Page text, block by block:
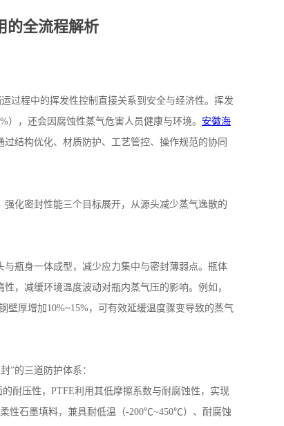
的全流程解析
过程中的挥发性控制直接关系到安全与经济性。挥发
），还会因腐蚀性蒸气危害人员健康与环境。 安徽海
结构优化、材质防护、工艺管控、操作规范的协同
化密封性能三个目标展开，从源头减少蒸气逸散的
瓶身一体成型，减少应力集中与密封薄弱点。瓶体
，减缓环境温度波动对瓶内蒸气压的影响。例如，
壁厚增加10%~15%，可有效延缓温度骤变导致的蒸气
”的三道防护体系：
耐压性， PTFE利用其低摩擦系数与耐腐蚀性，实现
性石墨填料，兼具耐低温（-200℃~450℃）、耐腐蚀